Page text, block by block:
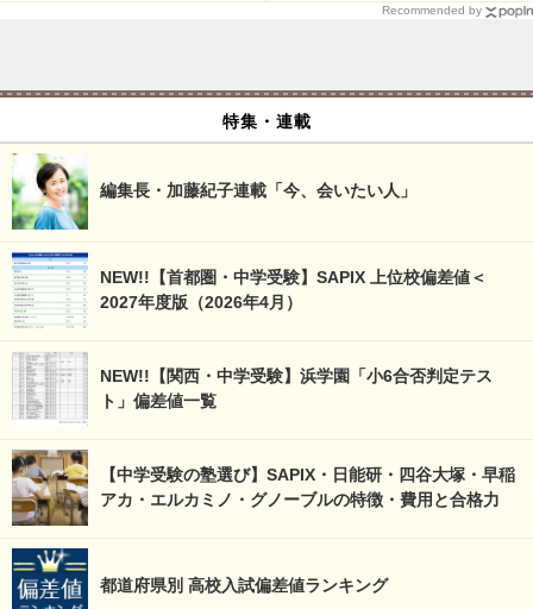
Recommended by
特集・連載
編集長・加藤紀子連載「今、会いたい人」
NEW!!【首都圏・中学受験】SAPIX 上位校偏差値＜
2027年度版（2026年4月）
NEW!!【関西・中学受験】浜学園「小6合否判定テス
ト」偏差値一覧
【中学受験の塾選び】SAPIX・日能研・四谷大塚・早稲
アカ・エルカミノ・グノーブルの特徴・費用と合格力
都道府県別 高校入試偏差値ランキング